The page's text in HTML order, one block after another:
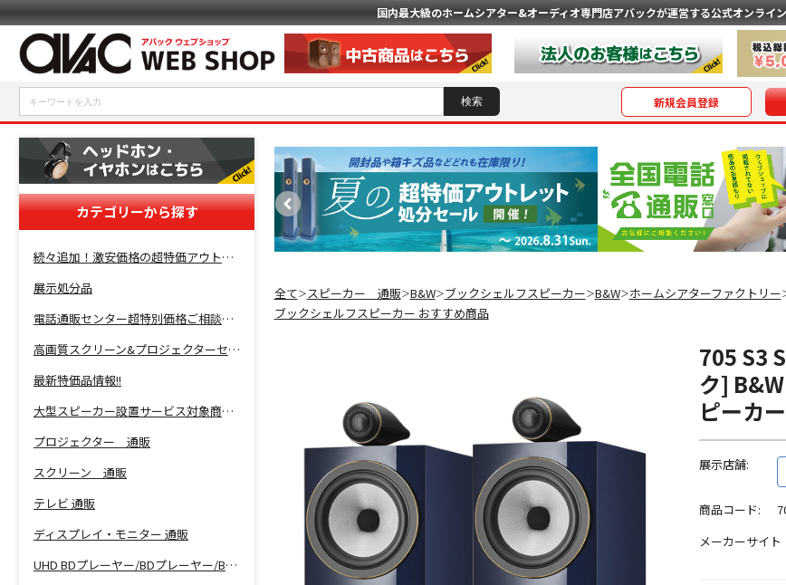
国内最大級のホームシアター&オーディオ専門店アバックが運営する公式オンライン
新規会員登録
カテゴリーから探す
続々追加！激安価格の超特価アウトレットセール開催！
展示処分品
電話通販センター超特別価格ご相談コーナー！
高画質スクリーン&プロジェクターセット超特価！
最新特価品情報!!
大型スピーカー設置サービス対象商品！
プロジェクター 通販
スクリーン 通販
テレビ 通販
ディスプレイ・モニター 通販
UHD BDプレーヤー/BDプレーヤー/BDレコーダー 通販
全て＞スピーカー 通販＞B&W＞ブックシェルフスピーカー＞B&W＞ホームシアターファクトリー
ブックシェルフスピーカー おすすめ商品
705 S3
ク]
ピーカ
展示店舗:
商品コード:
メーカーサイト